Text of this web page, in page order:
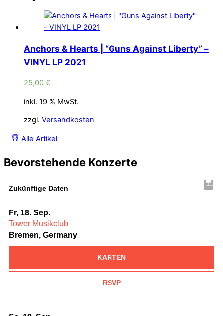
Anchors & Hearts | “Guns Against Liberty” –
VINYL LP 2021
25,00 €
inkl. 19 % MwSt.
zzgl. Versandkosten
Alle Artikel
Bevorstehende Konzerte
Zukünftige Daten
Fr, 18. Sep.
Tower Musikclub
Bremen, Germany
RSVP
KARTEN